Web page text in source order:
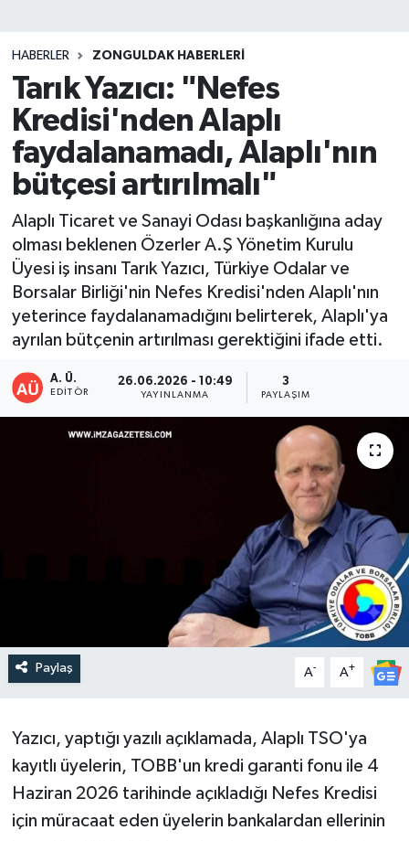
HABERLER ZONGULDAK HABERLERI
Tarık Yazıcı: "Nefes
Kredisi'nden Alaplı
faydalanamadı, Alaplı'nın
bütçesi artırılmalı"
Alaplı Ticaret ve Sanayi Odası başkanlığına aday
olması beklenen Özerler A.Ş Yönetim Kurulu
Üyesi iş insanı Tarık Yazıcı, Türkiye Odalar ve
Borsalar Birliği'nin Nefes Kredisi'nden Alaplı'nın
yeterince faydalanamadığını belirterek, Alaplı'ya
ayrılan bütçenin artırılması gerektiğini ifade etti.
A. Ü.
EDITÖR
26.06.2026 - 10:49
YAYINLANMA
3
PAYLAŞIM
Paylaş A- A+
Yazıcı, yaptığı yazılı açıklamada, Alaplı TSO'ya
kayıtlı üyelerin, TOBB'un kredi garanti fonu ile 4
Haziran 2026 tarihinde açıkladığı Nefes Kredisi
için müracaat eden üyelerin bankalardan ellerinin
DÜZCE
EREĞLİ
GÖKÇEBEY
KARABÜK
KASTAMONU